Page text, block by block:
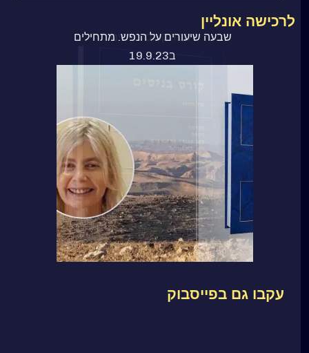
לרכישה אונליין
שבעה שיעורים על הנפש. מתחילים
ב19.9.23
ספר קורס בניסים
עקבו גם בפייסבוק